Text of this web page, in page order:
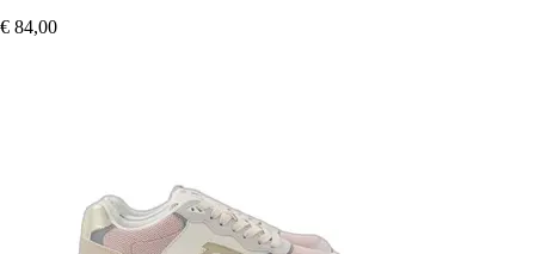
€ 84,00